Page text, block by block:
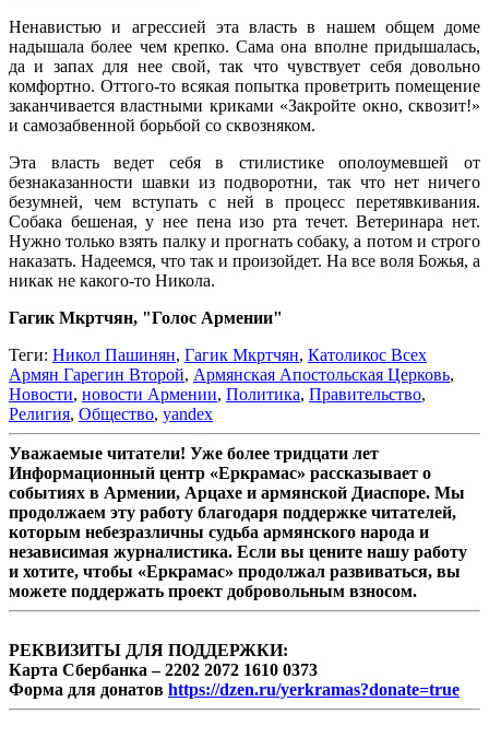
Ненавистью и агрессией эта власть в нашем общем доме
надышала более чем крепко. Сама она вполне придышалась,
да и запах для нее свой, так что чувствует себя довольно
комфортно. Оттого-то всякая попытка проветрить помещение
заканчивается властными криками «Закройте окно, сквозит!»
и самозабвенной борьбой со сквозняком.
Эта власть ведет себя в стилистике ополоумевшей от
безнаказанности шавки из подворотни, так что нет ничего
безумней, чем вступать с ней в процесс перетявкивания.
Собака бешеная, у нее пена изо рта течет. Ветеринара нет.
Нужно только взять палку и прогнать собаку, а потом и строго
наказать. Надеемся, что так и произойдет. На все воля Божья, а
никак не какого-то Никола.
Гагик Мкртчян, "Голос Армении"
Теги: Никол Пашинян, Гагик Мкртчян, Католикос Всех
Армян Гарегин Второй, Армянская Апостольская Церковь,
Новости, новости Армении, Политика, Правительство,
Религия, Общество, yandex
Уважаемые читатели! Уже более тридцати лет
Информационный центр «Еркрамас» рассказывает о
событиях в Армении, Арцахе и армянской Диаспоре. Мы
продолжаем эту работу благодаря поддержке читателей,
которым небезразличны судьба армянского народа и
независимая журналистика. Если вы цените нашу работу
и хотите, чтобы «Еркрамас» продолжал развиваться, вы
можете поддержать проект добровольным взносом.
РЕКВИЗИТЫ ДЛЯ ПОДДЕРЖКИ:
Карта Сбербанка – 2202 2072 1610 0373
Форма для донатов https://dzen.ru/yerkramas?donate=true